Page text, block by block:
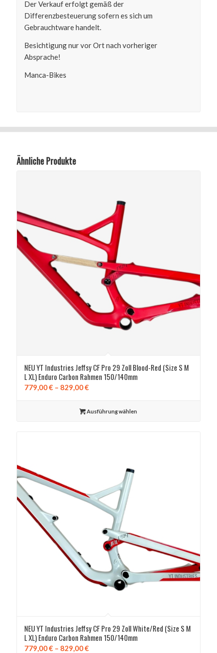
Der Verkauf erfolgt gemäß der
Differenzbesteuerung sofern es sich um
Gebrauchtware handelt.
Besichtigung nur vor Ort nach vorheriger
Absprache!
Manca-Bikes
Ähnliche Produkte
NEU YT Industries Jeffsy CF Pro 29 Zoll Blood-Red (Size S M
L XL) Enduro Carbon Rahmen 150/140mm
779,00€ – 829,00€Preisspanne:
bis
Ausführung wählen
NEU YT Industries Jeffsy CF Pro 29 Zoll White/Red (Size S M
L XL) Enduro Carbon Rahmen 150/140mm
779,00€ – 829,00€Preisspanne: